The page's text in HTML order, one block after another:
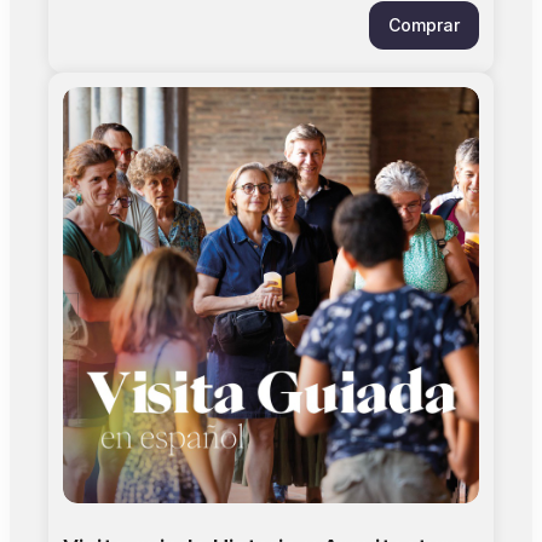
monument a connu plusieurs vies qui vous
seront détaillées au cours de la visite. De
l'église à la salle capitulaire, en passant par le
le site ne manquera pas de vous surprendre.
Seul, en famille ou avec des amis, venez
découvrir tous les secrets de ce monument
d'exception. Plus d'informations. Informations
pratiques: > Accès au monument : Allée Maurice
Prin (entrée par l'église) > Jauge limitée à 25
personnes > Durée: 01h00 heure. > Ponctualité
requise. Les visites commencent à l'heure, tout
retard sera de la responsabilité du visiteur. >
Âge minimum : 12 ans > L'entrée au monument
est incluse dans le prix
Comprar